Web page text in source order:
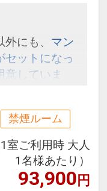
にも、 マン
セットになっ
意していま
禁煙ルーム
室ご利用時 大人
1名様あたり）
93,900円